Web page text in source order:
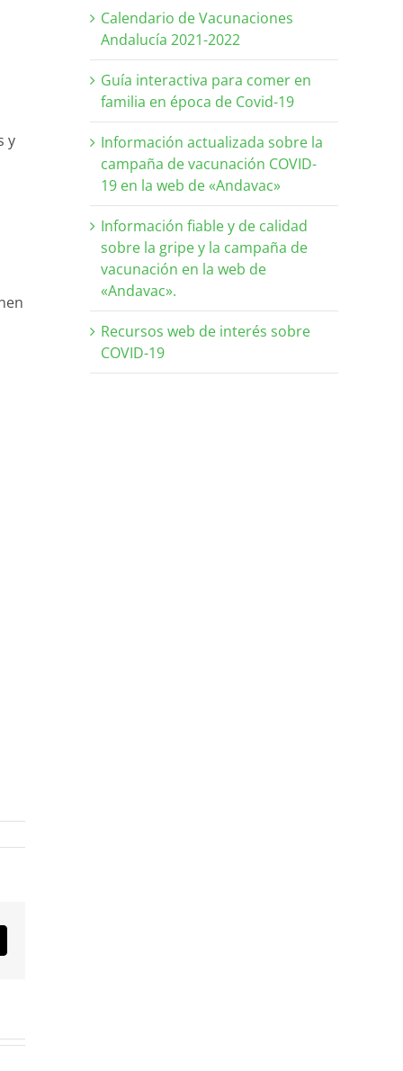
y
Calendario de Vacunaciones
Andalucía 2021-2022
Guía interactiva para comer en
familia en época de Covid-19
Información actualizada sobre la
campaña de vacunación COVID-
19 en la web de «Andavac»
Información fiable y de calidad
sobre la gripe y la campaña de
vacunación en la web de
«Andavac».
Recursos web de interés sobre
COVID-19